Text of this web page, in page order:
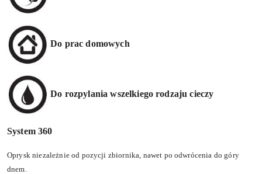
Do prac domowych
Do rozpylania wszelkiego rodzaju cieczy
System 360
Oprysk niezależnie od pozycji zbiornika, nawet po odwrócenia do góry
dnem.